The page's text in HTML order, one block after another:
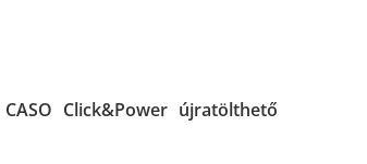
CASO Click&Power újratölthető